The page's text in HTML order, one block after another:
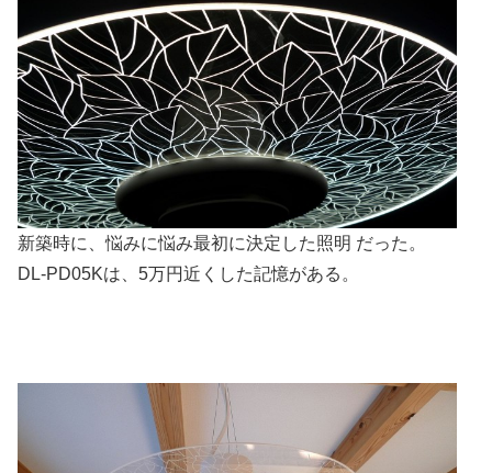
新築時に、悩みに悩み最初に決定した照明 だった。
DL-PD05Kは、5万円近くした記憶がある。